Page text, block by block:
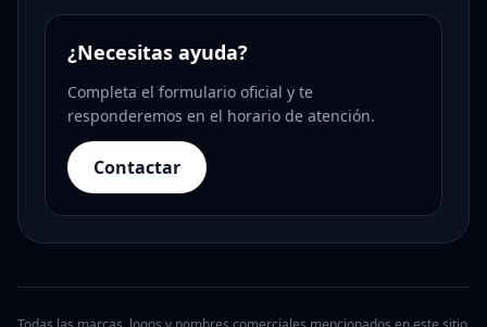
¿Necesitas ayuda?
Completa el formulario oficial y te
responderemos en el horario de atención.
Contactar